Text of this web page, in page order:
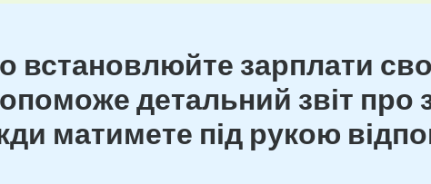
зарплати
детальний звіт про
матимете під рукою